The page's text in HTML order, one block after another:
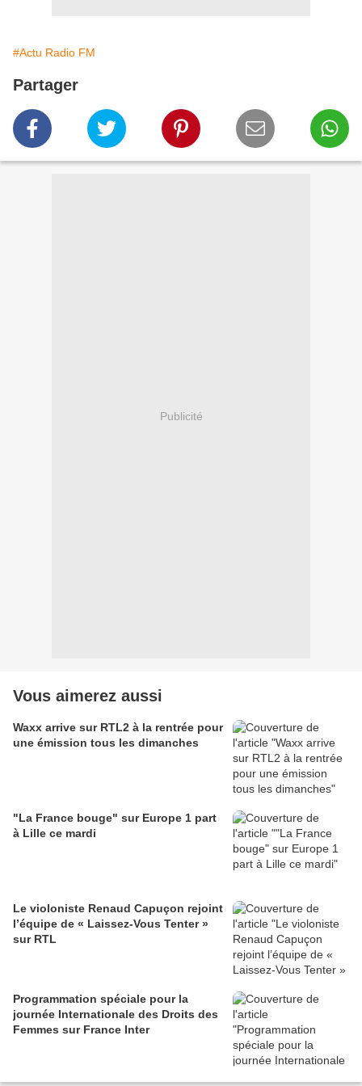
#Actu Radio FM
Partager
Publicité
Vous aimerez aussi
Waxx arrive sur RTL2 à la rentrée pour
une émission tous les dimanches
"La France bouge" sur Europe 1 part
à Lille ce mardi
Le violoniste Renaud Capuçon rejoint
l’équipe de « Laissez-Vous Tenter »
sur RTL
Programmation spéciale pour la
journée Internationale des Droits des
Femmes sur France Inter